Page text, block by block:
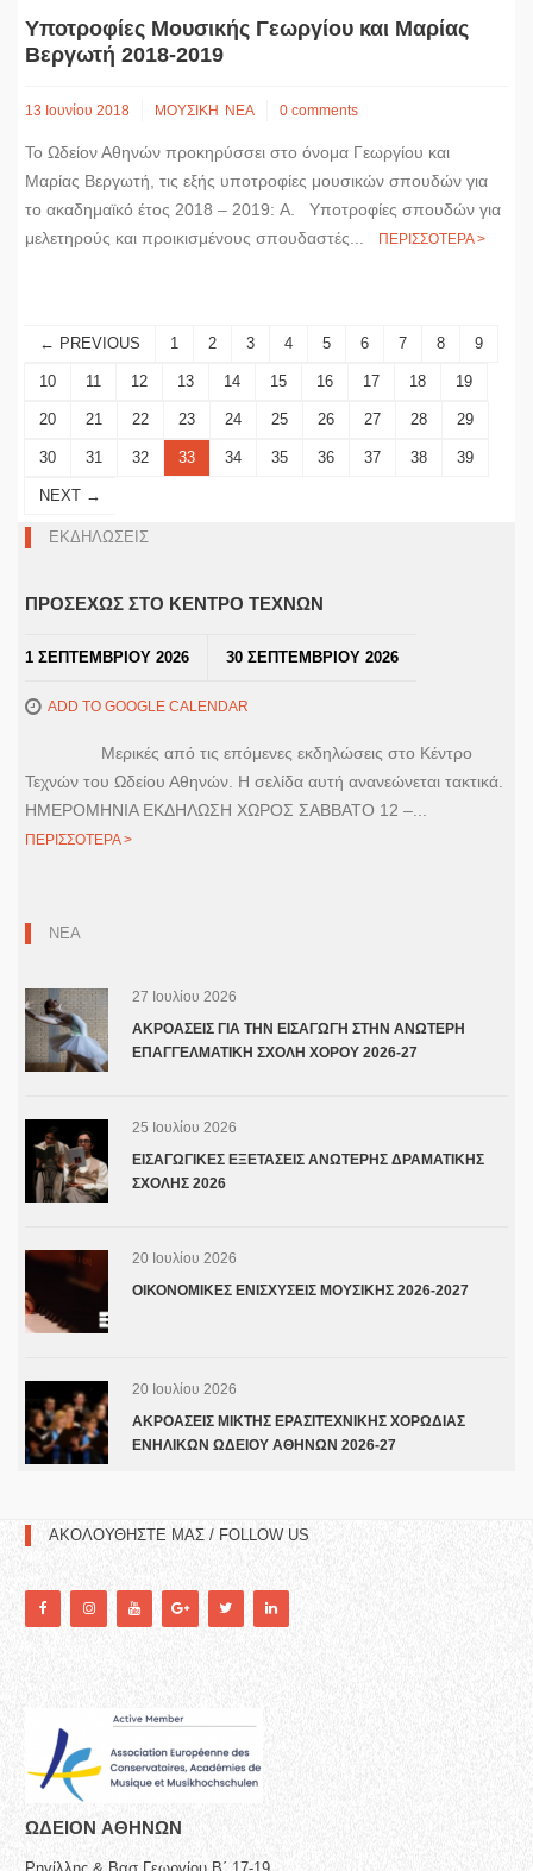
Υποτροφίες Μουσικής Γεωργίου και Μαρίας
Βεργωτή 2018-2019
13 Ιουνίου 2018 ΜΟΥΣΙΚΗ ΝΕΑ 0 comments
Το Ωδείον Αθηνών προκηρύσσει στο όνομα Γεωργίου και
Μαρίας Βεργωτή, τις εξής υποτροφίες μουσικών σπουδών για
το ακαδημαϊκό έτος 2018 – 2019: A. Υποτροφίες σπουδών για
μελετηρούς και προικισμένους σπουδαστές...
ΠΕΡΙΣΣΟΤΕΡΑ >
← PREVIOUS 1 2 3 4 5 6 7 8 9
10 11 12 13 14 15 16 17 18 19
20 21 22 23 24 25 26 27 28 29
30 31 32 33 34 35 36 37 38 39
NEXT →
ΕΚΔΗΛΩΣΕΙΣ
ΠΡΟΣΕΧΩΣ ΣΤΟ ΚΕΝΤΡΟ ΤΕΧΝΩΝ
1 ΣΕΠΤΕΜΒΡΙΟΥ 2026 30 ΣΕΠΤΕΜΒΡΙΟΥ 2026
ADD TO GOOGLE CALENDAR
Μερικές από τις επόμενες εκδηλώσεις στο Κέντρο
Τεχνών του Ωδείου Αθηνών. Η σελίδα αυτή ανανεώνεται τακτικά.
ΗΜΕΡΟΜΗΝΙΑ ΕΚΔΗΛΩΣΗ ΧΩΡΟΣ ΣΑΒΒΑΤΟ 12 –...
ΠΕΡΙΣΣΟΤΕΡΑ >
ΝΕΑ
27 Ιουλίου 2026
ΑΚΡΟΑΣΕΙΣ ΓΙΑ ΤΗΝ ΕΙΣΑΓΩΓΗ ΣΤΗΝ ΑΝΩΤΕΡΗ
ΕΠΑΓΓΕΛΜΑΤΙΚΗ ΣΧΟΛΗ ΧΟΡΟΥ 2026-27
25 Ιουλίου 2026
ΕΙΣΑΓΩΓΙΚΕΣ ΕΞΕΤΑΣΕΙΣ ΑΝΩΤΕΡΗΣ ΔΡΑΜΑΤΙΚΗΣ
ΣΧΟΛΗΣ 2026
20 Ιουλίου 2026
ΟΙΚΟΝΟΜΙΚΕΣ ΕΝΙΣΧΥΣΕΙΣ ΜΟΥΣΙΚΗΣ 2026-2027
20 Ιουλίου 2026
ΑΚΡΟΑΣΕΙΣ ΜΙΚΤΗΣ ΕΡΑΣΙΤΕΧΝΙΚΗΣ ΧΟΡΩΔΙΑΣ
ΕΝΗΛΙΚΩΝ ΩΔΕΙΟΥ ΑΘΗΝΩΝ 2026-27
ΑΚΟΛΟΥΘΗΣΤΕ ΜΑΣ / FOLLOW US
ΩΔΕΙΟN ΑΘΗΝΩΝ